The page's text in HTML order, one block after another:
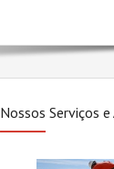
Nossos Serviços